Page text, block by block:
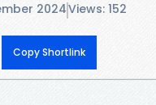
2024Views: 152
Copy Shortlink